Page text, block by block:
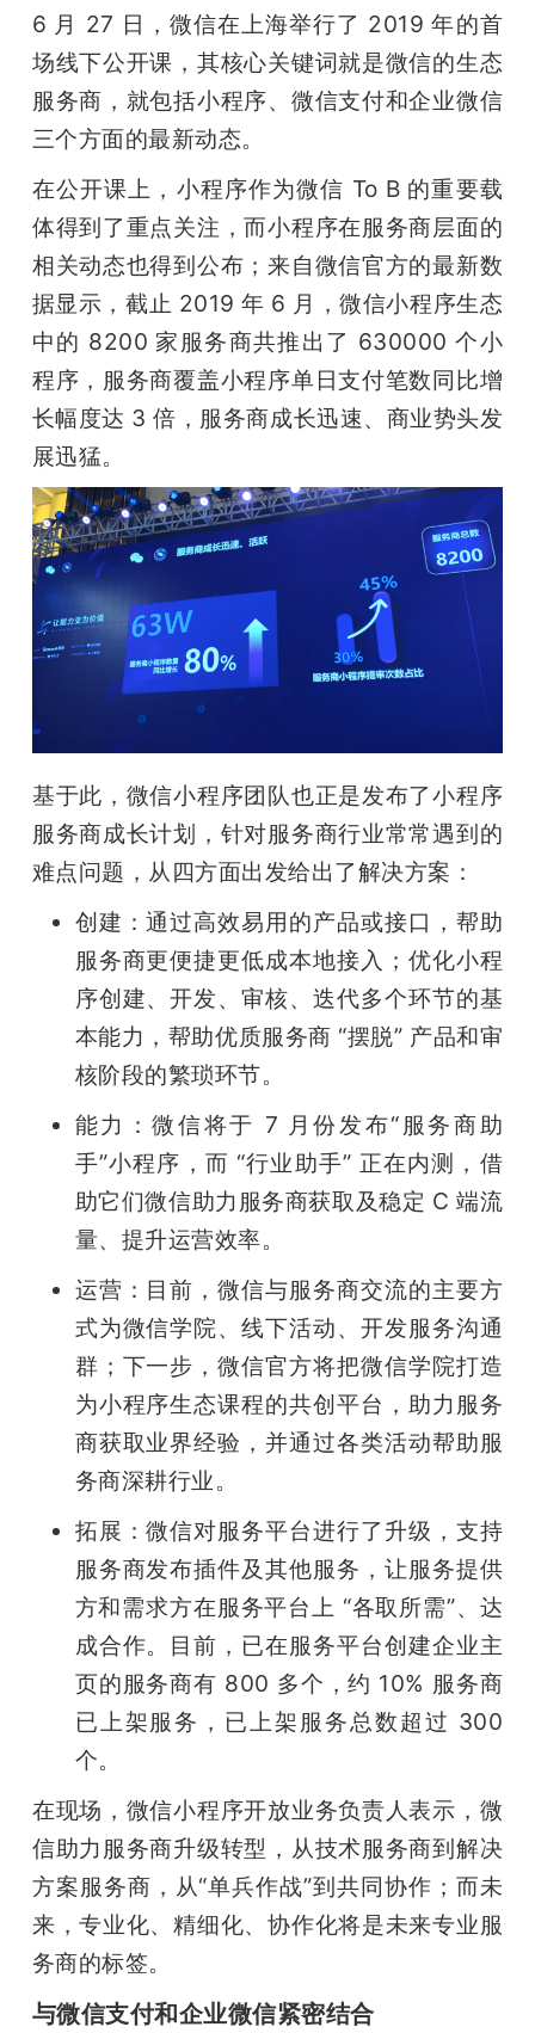
搞
机
6 月 27 日，微信在上海举行了 2019 年的首
场线下公开课，其核心关键词就是微信的生态
服务商，就包括小程序、微信支付和企业微信
三个方面的最新动态。
在公开课上，小程序作为微信 To B 的重要载
体得到了重点关注，而小程序在服务商层面的
相关动态也得到公布；来自微信官方的最新数
据显示，截止 2019 年 6 月，微信小程序生态
中的 8200 家服务商共推出了 630000 个小
程序，服务商覆盖小程序单日支付笔数同比增
长幅度达 3 倍，服务商成长迅速、商业势头发
展迅猛。
基于此，微信小程序团队也正是发布了小程序
服务商成长计划，针对服务商行业常常遇到的
难点问题，从四方面出发给出了解决方案：
创建：通过高效易用的产品或接口，帮助
服务商更便捷更低成本地接入；优化小程
序创建、开发、审核、迭代多个环节的基
本能力，帮助优质服务商 “摆脱” 产品和审
核阶段的繁琐环节。
能力：微信将于 7 月份发布“服务商助
手”小程序，而 “行业助手” 正在内测，借
助它们微信助力服务商获取及稳定 C 端流
量、提升运营效率。
运营：目前，微信与服务商交流的主要方
式为微信学院、线下活动、开发服务沟通
群；下一步，微信官方将把微信学院打造
为小程序生态课程的共创平台，助力服务
商获取业界经验，并通过各类活动帮助服
务商深耕行业。
拓展：微信对服务平台进行了升级，支持
服务商发布插件及其他服务，让服务提供
方和需求方在服务平台上 “各取所需”、达
成合作。目前，已在服务平台创建企业主
页的服务商有 800 多个，约 10% 服务商
已上架服务，已上架服务总数超过 300
个。
在现场，微信小程序开放业务负责人表示，微
信助力服务商升级转型，从技术服务商到解决
方案服务商，从“单兵作战”到共同协作；而未
来，专业化、精细化、协作化将是未来专业服
务商的标签。
与微信支付和企业微信紧密结合